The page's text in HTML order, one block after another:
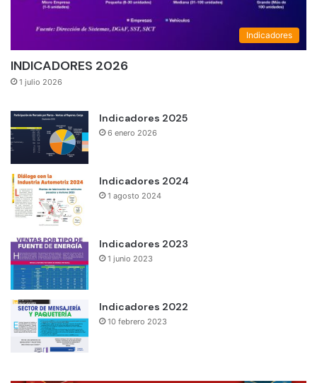
Indicadores
INDICADORES 2026
1 julio 2026
Indicadores 2025
6 enero 2026
Indicadores 2024
1 agosto 2024
Indicadores 2023
1 junio 2023
Indicadores 2022
10 febrero 2023